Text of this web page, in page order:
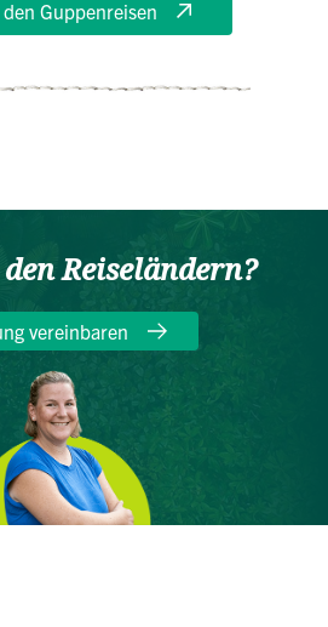
Guppenreisen
Reiseländern?
vereinbaren